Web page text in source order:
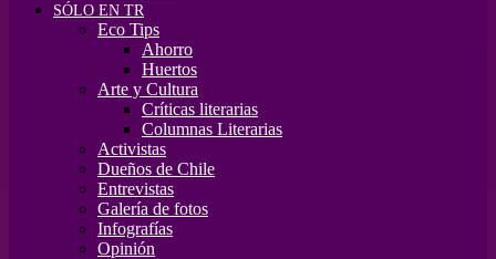
SÓLO EN TR
Eco Tips
Ahorro
Huertos
Arte y Cultura
Críticas literarias
Columnas Literarias
Activistas
Dueños de Chile
Entrevistas
Galería de fotos
Infografías
Opinión